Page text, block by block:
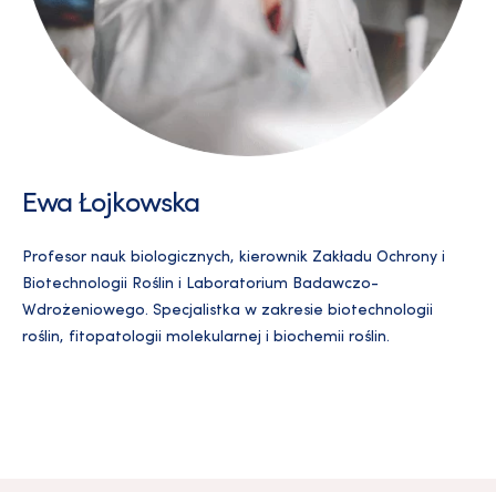
Ewa Łojkowska
Profesor nauk biologicznych, kierownik Zakładu Ochrony i
Biotechnologii Roślin i Laboratorium Badawczo-
Wdrożeniowego. Specjalistka w zakresie biotechnologii
roślin, fitopatologii molekularnej i biochemii roślin.